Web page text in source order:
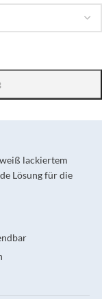
lackiertem
Lösung für die